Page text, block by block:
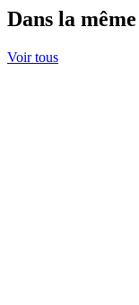
Dans la
Voir tous